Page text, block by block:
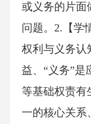
或义务的片面
问题。2.【学
权利与义务认
益、“义务”是
等基础权责有
一的核心关系